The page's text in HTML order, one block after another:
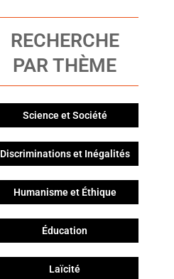
RECHERCHE
PAR THÈME
Science et Société
Discriminations et Inégalités
Humanisme et Éthique
Éducation
Laïcité